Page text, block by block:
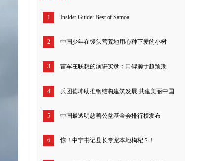
1 Insider Guide: Best of Samoa
2 中国少年在馒头营荒地用心种下爱的小树
3 雷军在联想的演讲实录：口碑源于超预期
4 兵团德坤助推钢结构建筑发展 共建美丽中国
5 中国最透明慈善公益基金会排行榜发布
6 惊！中宁书记县长专宠本地枸杞？！